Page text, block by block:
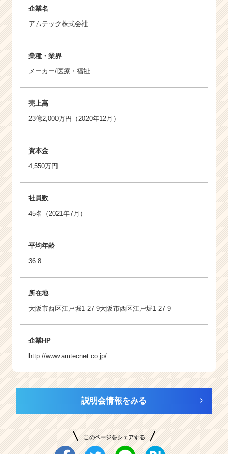
企業名
アムテック株式会社
業種・業界
メーカー/医療・福祉
売上高
23億2,000万円（2020年12月）
資本金
4,550万円
社員数
45名（2021年7月）
平均年齢
36.8
所在地
大阪市西区江戸堀1-27-9大阪市西区江戸堀1-27-9
企業HP
http://www.amtecnet.co.jp/
説明会情報をみる
このページをシェアする